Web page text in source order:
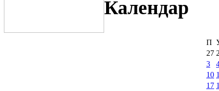
Календар
П
27
3
10
17